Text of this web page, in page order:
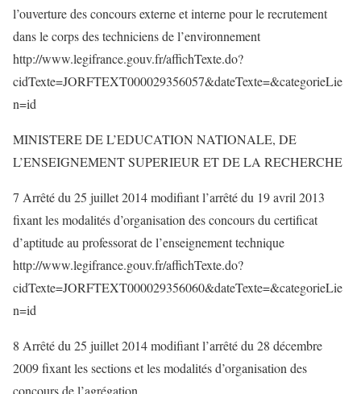
l’ouverture des concours externe et interne pour le recrutement
dans le corps des techniciens de l’environnement
http://www.legifrance.gouv.fr/affichTexte.do?
cidTexte=JORFTEXT000029356057&dateTexte=&categorieLie
n=id
MINISTERE DE L’EDUCATION NATIONALE, DE
L’ENSEIGNEMENT SUPERIEUR ET DE LA RECHERCHE
7 Arrêté du 25 juillet 2014 modifiant l’arrêté du 19 avril 2013
fixant les modalités d’organisation des concours du certificat
d’aptitude au professorat de l’enseignement technique
http://www.legifrance.gouv.fr/affichTexte.do?
cidTexte=JORFTEXT000029356060&dateTexte=&categorieLie
n=id
8 Arrêté du 25 juillet 2014 modifiant l’arrêté du 28 décembre
2009 fixant les sections et les modalités d’organisation des
concours de l’agrégation